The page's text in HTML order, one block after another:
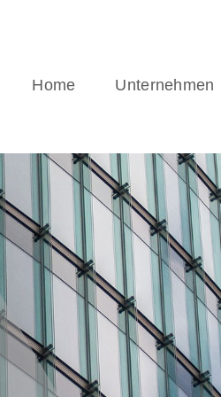
Home Unternehmen